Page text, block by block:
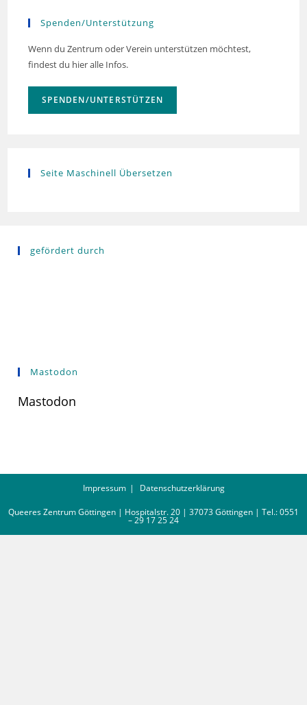
Spenden/Unterstützung
Wenn du Zentrum oder Verein unterstützen möchtest,
findest du hier alle Infos.
SPENDEN/UNTERSTÜTZEN
Seite Maschinell Übersetzen
gefördert durch
Mastodon
Mastodon
Impressum Datenschutzerklärung
Queeres Zentrum Göttingen | Hospitalstr. 20 | 37073 Göttingen | Tel.: 0551
– 29 17 25 24